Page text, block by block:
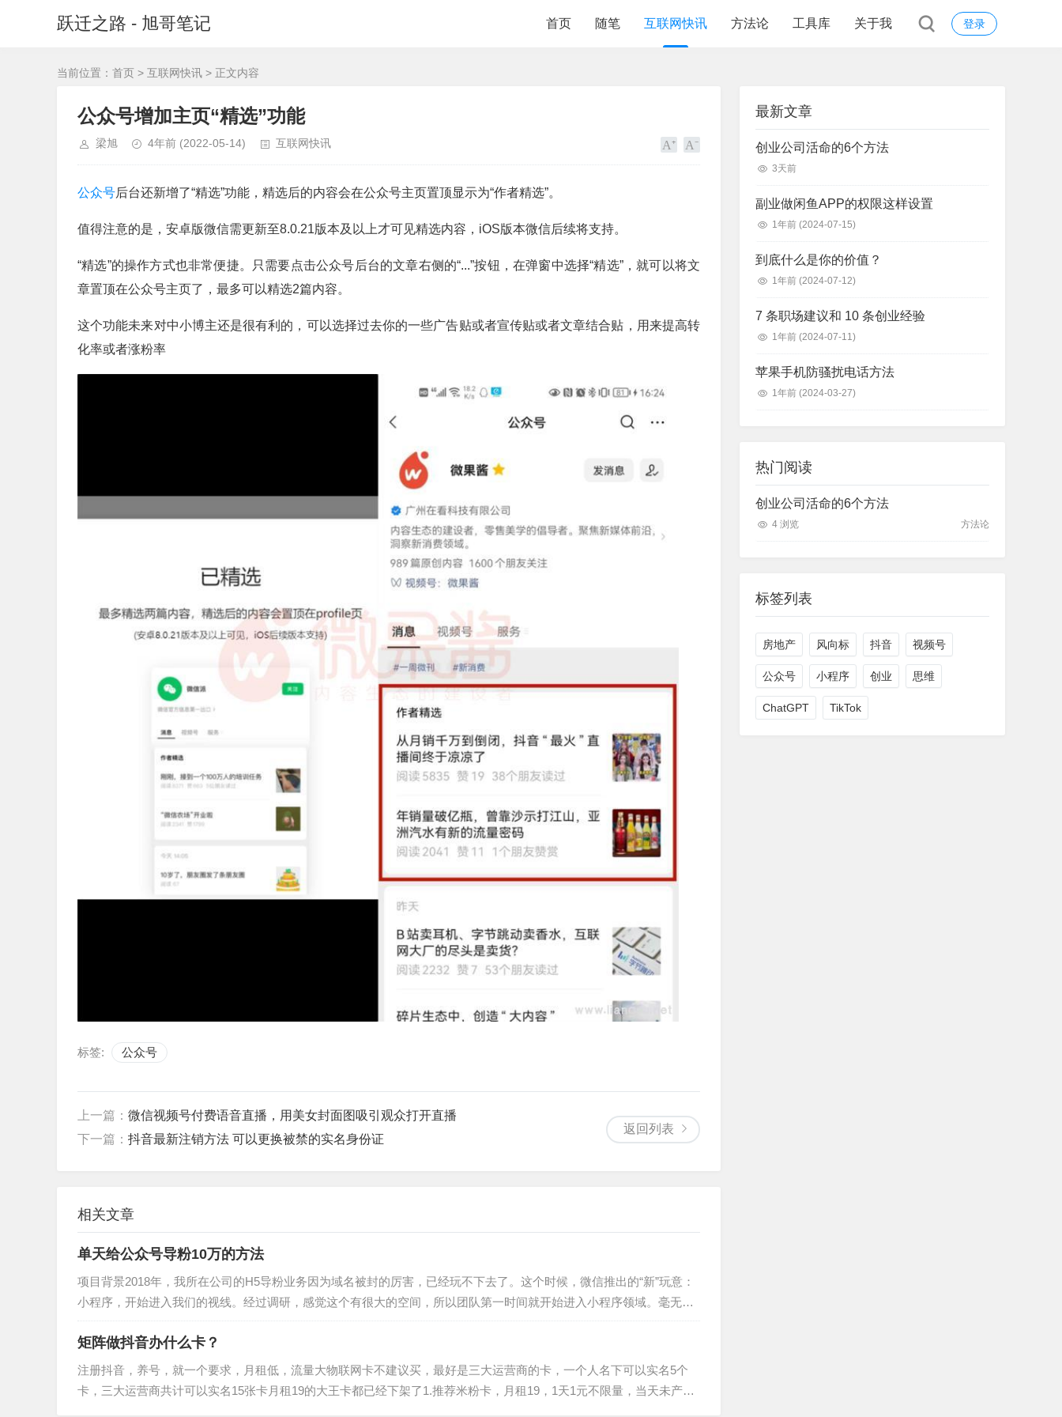
跃迁之路 - 旭哥笔记 登录
首页 随笔 互联网快讯 方法论 工具库 关于我
当前位置： 首页 > 互联网快讯 > 正文内容
公众号增加主页“精选”功能
梁旭 4年前 (2022-05-14) 互联网快讯
公众号后台还新增了“精选”功能，精选后的内容会在公众号主页置顶显示为“作者精选”。
值得注意的是，安卓版微信需更新至8.0.21版本及以上才可见精选内容，iOS版本微信后续将支持。
“精选”的操作方式也非常便捷。只需要点击公众号后台的文章右侧的“...”按钮，在弹窗中选择“精选”，就可以将文
章置顶在公众号主页了，最多可以精选2篇内容。
这个功能未来对中小博主还是很有利的，可以选择过去你的一些广告贴或者宣传贴或者文章结合贴，用来提高转
化率或者涨粉率
标签: 公众号
返回列表
上一篇： 微信视频号付费语音直播，用美女封面图吸引观众打开直播
下一篇： 抖音最新注销方法 可以更换被禁的实名身份证
相关文章
单天给公众号导粉10万的方法
项目背景2018年，我所在公司的H5导粉业务因为域名被封的厉害，已经玩不下去了。这个时候，微信推出的“新”玩意：
小程序，开始进入我们的视线。经过调研，感觉这个有很大的空间，所以团队第一时间就开始进入小程序领域。毫无疑
问的，所做的类型仍然是我们的“一招鲜”：魔法变脸。变脸小程序上线后不久，2018年5...
矩阵做抖音办什么卡？
注册抖音，养号，就一个要求，月租低，流量大物联网卡不建议买，最好是三大运营商的卡，一个人名下可以实名5个
卡，三大运营商共计可以实名15张卡月租19的大王卡都已经下架了1.推荐米粉卡，月租19，1天1元不限量，当天未产生
最新文章
创业公司活命的6个方法
3天前
副业做闲鱼APP的权限这样设置
1年前 (2024-07-15)
到底什么是你的价值？
1年前 (2024-07-12)
7 条职场建议和 10 条创业经验
1年前 (2024-07-11)
苹果手机防骚扰电话方法
1年前 (2024-03-27)
热门阅读
创业公司活命的6个方法
4 浏览 方法论
标签列表
房地产 风向标 抖音 视频号
公众号 小程序 创业 思维
ChatGPT TikTok